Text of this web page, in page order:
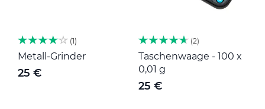
1
Metall-Grinder
25 €
2
Taschenwaage - 100 x
0,01 g
25 €